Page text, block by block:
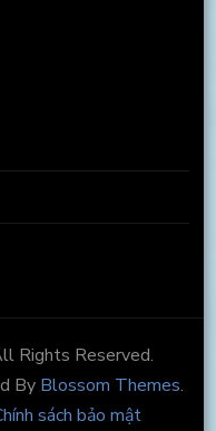
Rights Reserved.
By Blossom Themes.
sách bảo mật